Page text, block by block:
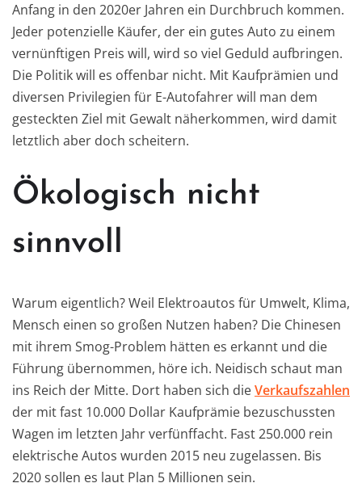
Anfang in den 2020er Jahren ein Durchbruch kommen.
Jeder potenzielle Käufer, der ein gutes Auto zu einem
vernünftigen Preis will, wird so viel Geduld aufbringen.
Die Politik will es offenbar nicht. Mit Kaufprämien und
diversen Privilegien für E-Autofahrer will man dem
gesteckten Ziel mit Gewalt näherkommen, wird damit
letztlich aber doch scheitern.
Ökologisch nicht
sinnvoll
Warum eigentlich? Weil Elektroautos für Umwelt, Klima,
Mensch einen so großen Nutzen haben? Die Chinesen
mit ihrem Smog-Problem hätten es erkannt und die
Führung übernommen, höre ich. Neidisch schaut man
ins Reich der Mitte. Dort haben sich dieVerkaufszahlen
der mit fast 10.000 Dollar Kaufprämie bezuschussten
Wagen im letzten Jahr verfünffacht. Fast 250.000 rein
elektrische Autos wurden 2015 neu zugelassen. Bis
2020 sollen es laut Plan 5 Millionen sein.